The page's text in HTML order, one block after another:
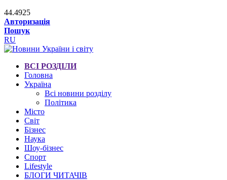
44.4925
Авторизація
Пошук
RU
ВСІ РОЗДІЛИ
Головна
Україна
Всі новини розділу
Політика
Місто
Світ
Бізнес
Наука
Шоу-бізнес
Спорт
Lifestyle
БЛОГИ ЧИТАЧІВ